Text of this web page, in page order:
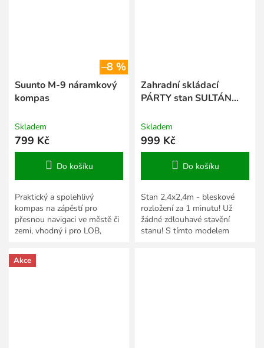
–8 %
Suunto M-9 náramkový
kompas
Skladem
799 Kč
Do košíku
Praktický a spolehlivý
kompas na zápěstí pro
přesnou navigaci ve městě či
zemi, vhodný i pro LOB,
Zahradní skládací
PÁRTY stan SULTÁN
Skladem
999 Kč
Do košíku
Stan 2,4x2,4m - bleskové
rozložení za 1 minutu! Už
žádné zdlouhavé stavění
stanu! S tímto modelem
Akce